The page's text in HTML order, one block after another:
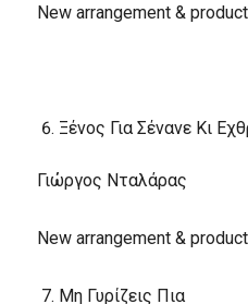
New arrangement &
Ξένος Για Σένανε Κι
Γιώργος Νταλάρας
New arrangement &
Μη Γυρίζεις Πια